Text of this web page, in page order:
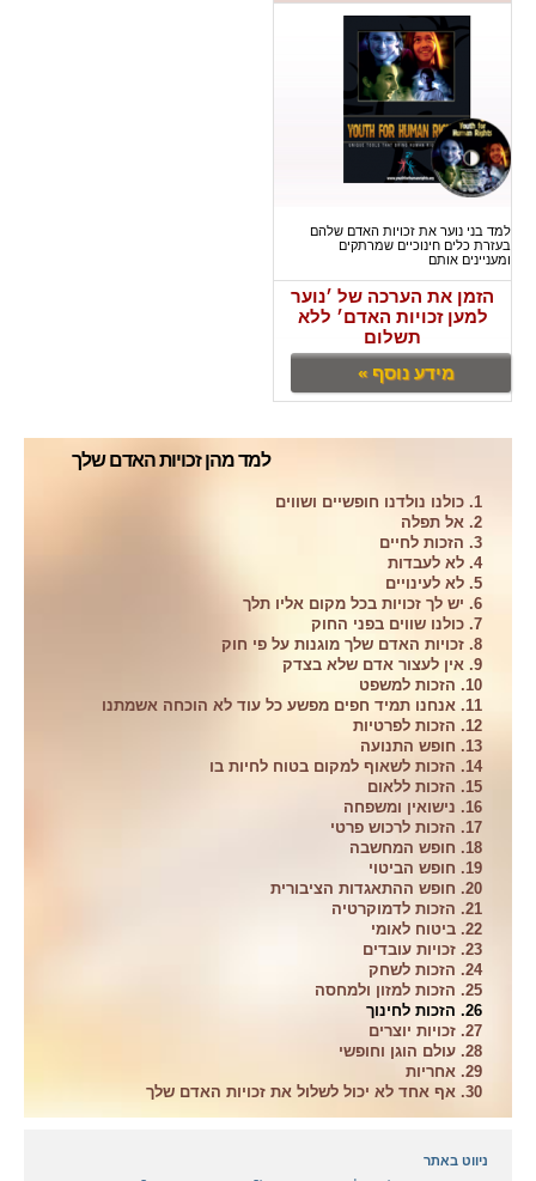
למד בני נוער את זכויות האדם שלהם
בעזרת כלים חינוכיים שמרתקים
ומעניינים אותם
הזמן את הערכה של ׳נוער
למען זכויות האדם׳ ללא
תשלום
מידע נוסף »
למד מהן זכויות האדם שלך
1. כולנו נולדנו חופשיים ושווים
2. אל תפלה
3. הזכות לחיים
4. לא לעבדות
5. לא לעינויים
6. יש לך זכויות בכל מקום אליו תלך
7. כולנו שווים בפני החוק
8. זכויות האדם שלך מוגנות על פי חוק
9. אין לעצור אדם שלא בצדק
10. הזכות למשפט
11. אנחנו תמיד חפים מפשע כל עוד לא הוכחה אשמתנו
12. הזכות לפרטיות
13. חופש התנועה
14. הזכות לשאוף למקום בטוח לחיות בו
15. הזכות ללאום
16. נישואין ומשפחה
17. הזכות לרכוש פרטי
18. חופש המחשבה
19. חופש הביטוי
20. חופש ההתאגדות הציבורית
21. הזכות לדמוקרטיה
22. ביטוח לאומי
23. זכויות עובדים
24. הזכות לשחק
25. הזכות למזון ולמחסה
26. הזכות לחינוך
27. זכויות יוצרים
28. עולם הוגן וחופשי
29. אחריות
30. אף אחד לא יכול לשלול את זכויות האדם שלך
ניווט באתר